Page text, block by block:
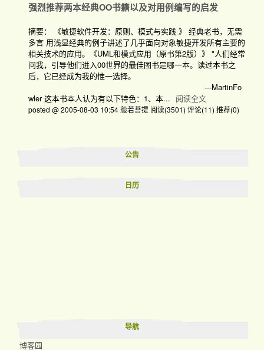
公告
日历
导航
博客园
强烈推荐两本经典OO书籍以及对用例编写的启发
摘要： 《敏捷软件开发：原则、模式与实践 》 经典老书，无需
多言 用浅显经典的例子讲述了几乎面向对象敏捷开发所有主要的
相关技术的应用。《UML和模式应用（原书第2版）》 "人们经常
问我，引导他们进入00世界的最佳图书是哪一本。读过本书之
后，它已经成为我的惟一选择。
---MartinFo
wler 这本书本人认为有以下特色：1、本... 阅读全文
posted @ 2005-08-03 10:54 般若菩提 阅读(3501) 评论(11) 推荐(0)